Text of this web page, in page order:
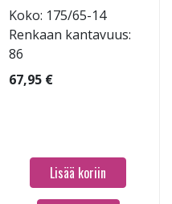
Koko: 175/65-14
Renkaan kantavuus:
86
67,95 €
Lisää koriin